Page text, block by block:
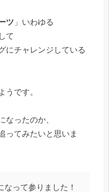
ツ 」いわゆる
て
にチャレンジしている
うです。
なったのか、
ってみたいと思いま
って参りました！